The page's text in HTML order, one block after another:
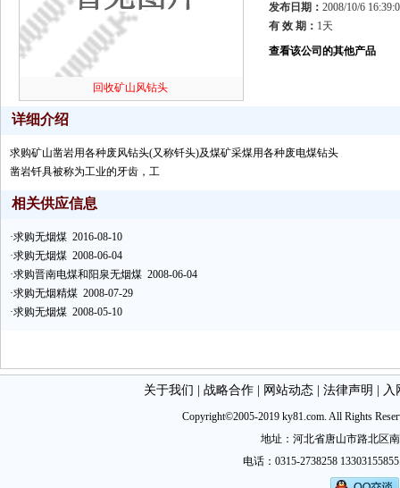
回收矿山风钻头
发布日期： 2008/10/6
有 效 期： 1天
查看该公司的其他产品
详细介绍
求购矿山凿岩用各种废风钻头(又称钎头)及煤矿采煤用各种废电煤钻头
凿岩钎具被称为工业的牙齿，工
相关供应信息
·求购无烟煤 2016-08-10
·求购无烟煤 2008-06-04
·求购晋南电煤和阳泉无烟煤 2008-06-04
·求购无烟精煤 2008-07-29
·求购无烟煤 2008-05-10
关于我们 战略合作| 网站动态| 法律声明 入
Copyright©2005-2019 ky81.com. All Rights
地址：河北省唐山市路北区
电话：0315-2738258